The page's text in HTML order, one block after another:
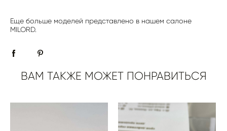
Еще больше моделей представлено в нашем салоне
MILORD.
ВАМ ТАКЖЕ МОЖЕТ ПОНРАВИТЬСЯ